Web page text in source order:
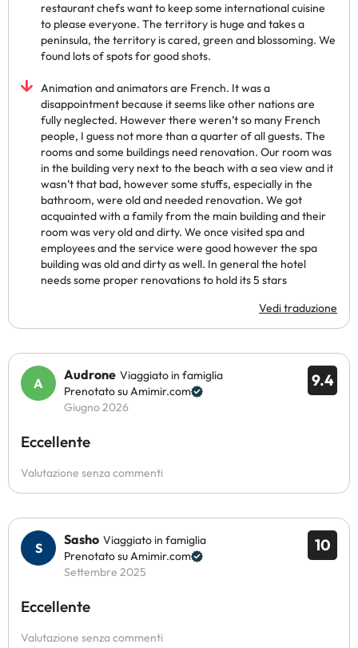
restaurant chefs want to keep some international cuisine
to please everyone. The territory is huge and takes a
peninsula, the territory is cared, green and blossoming. We
found lots of spots for good shots.
Animation and animators are French. It was a
disappointment because it seems like other nations are
fully neglected. However there weren’t so many French
people, I guess not more than a quarter of all guests. The
rooms and some buildings need renovation. Our room was
in the building very next to the beach with a sea view and it
wasn’t that bad, however some stuffs, especially in the
bathroom, were old and needed renovation. We got
acquainted with a family from the main building and their
room was very old and dirty. We once visited spa and
employees and the service were good however the spa
building was old and dirty as well. In general the hotel
needs some proper renovations to hold its 5 stars
Vedi traduzione
9.4
Audrone Viaggiato in famiglia
Prenotato su Amimir.com
Giugno 2026
Eccellente
Valutazione senza commenti
10
Sasho Viaggiato in famiglia
Prenotato su Amimir.com
Settembre 2025
Eccellente
Valutazione senza commenti